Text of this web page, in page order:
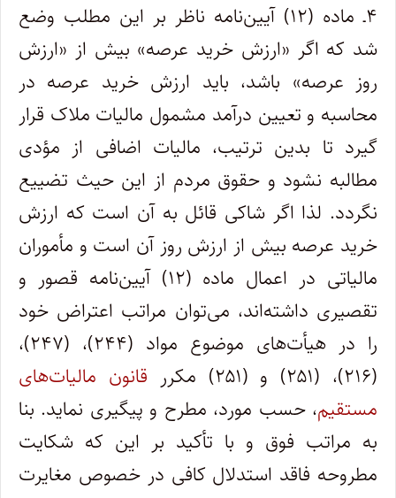
۴ـ ماده (۱۲) آیین‌نامه ناظر بر این مطلب وضع
شد که اگر «ارزش خرید عرصه» بیش از «ارزش
روز عرصه» باشد، باید ارزش خرید عرصه در
محاسبه و تعیین درآمد مشمول مالیات ملاک قرار
گیرد تا بدین ترتیب، مالیات اضافی از مؤدی
مطالبه نشود و حقوق مردم از این حیث تضییع
نگردد. لذا اگر شاکی قائل به آن است که ارزش
خرید عرصه بیش از ارزش روز آن است و مأموران
مالیاتی در اعمال ماده (۱۲) آیین‌نامه قصور و
تقصیری داشته‌اند، می‌توان مراتب اعتراض خود
را در هیأت‌های موضوع مواد (۲۴۴)، (۲۴۷)،
(۲۱۶)، (۲۵۱) و (۲۵۱) مکرر
قانون مالیات‌های
مستقیم، حسب مورد، مطرح و پیگیری نماید. بنا
به مراتب فوق و با تأکید بر این که شکایت
مطروحه فاقد استدلال کافی در خصوص مغایرت